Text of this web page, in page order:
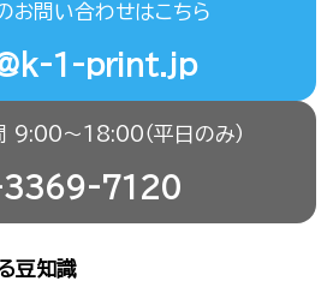
お問い合わせはこちら
1-print.jp
9:00〜18:00（平日のみ）
7120
豆知識